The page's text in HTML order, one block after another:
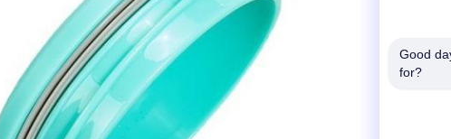
Good
for?